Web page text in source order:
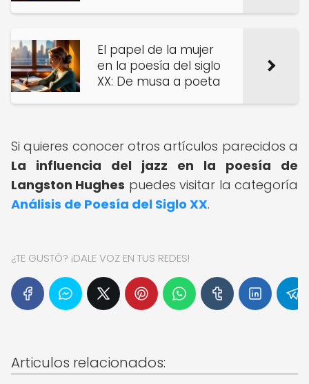
El papel de la mujer
en la poesía del siglo
XX: De musa a poeta
Si quieres conocer otros artículos parecidos a
La influencia del jazz en la poesía de
Langston Hughes puedes visitar la categoría
Análisis de Poesía del Siglo XX.
¿TE GUSTÓ? ¡DALE VOZ EN TUS REDES!
Articulos relacionados: